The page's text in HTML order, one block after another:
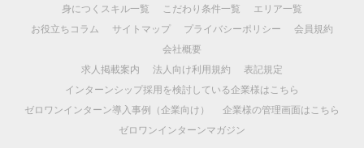
身につくスキル一覧
こだわり条件一覧
エリア一覧
お役立ちコラム
サイトマップ プライバシーポリシー
会員規約
会社概要
求人掲載案内
法人向け利用規約
表記規定
インターンシップ採用を検討している企業様はこちら
ゼロワンインターン導入事例（企業向け）
企業様の管理画面はこちら
ゼロワンインターンマガジン